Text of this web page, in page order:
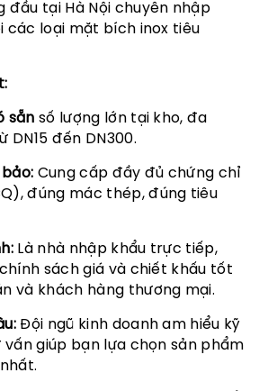
đầu tại Hà Nội chuyên nhập
các loại mặt bích inox tiêu
sẵn số lượng lớn tại kho, đa
đến DN300.
Cung cấp đầy đủ chứng chỉ
đúng mác thép, đúng tiêu
Là nhà nhập khẩu trực tiếp,
sách giá và chiết khấu tốt
và khách hàng thương mại.
Đội ngũ kinh doanh am hiểu kỹ
vấn giúp bạn lựa chọn sản phẩm